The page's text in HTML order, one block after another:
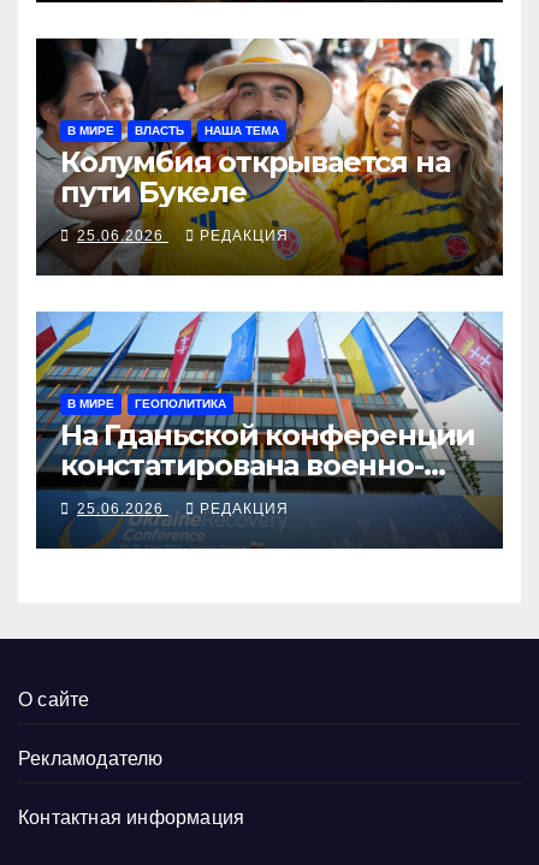
В МИРЕ ВЛАСТЬ НАША ТЕМА
Колумбия открывается на
пути Букеле
25.06.2026 РЕДАКЦИЯ
В МИРЕ ГЕОПОЛИТИКА
На Гданьской конференции
констатирована военно-
промышленная
интеграция Украины и
Европы
25.06.2026 РЕДАКЦИЯ
О сайте
Рекламодателю
Контактная информация